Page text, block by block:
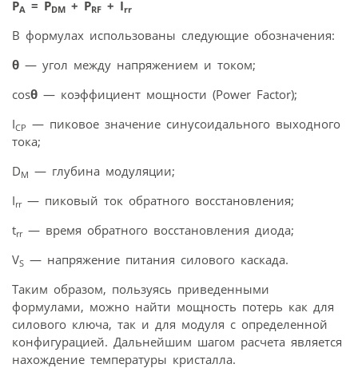
PA = PDM + PRF + Irr
В формулах использованы следующие обозначения:
θ — угол между напряжением и током;
cosθ — коэффициент мощности (Power Factor);
ICP — пиковое значение синусоидального выходного
тока;
DM — глубина модуляции;
Irr— пиковый ток обратного восстановления;
trr— время обратного восстановления диода;
VS — напряжение питания силового каскада.
Таким образом, пользуясь приведенными
формулами, можно найти мощность потерь как для
силового ключа, так и для модуля с определенной
конфигурацией. Дальнейшим шагом расчета является
нахождение температуры кристалла.